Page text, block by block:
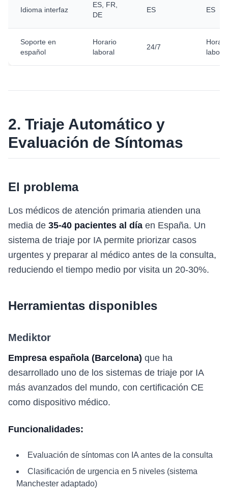
Idioma interfaz
ES, FR,
DE
ES ES
Soporte en
español
Horario
laboral
24/7
laboral
2. Triaje Automático y
Evaluación de Síntomas
El problema
Los médicos de atención primaria atienden una
media de 35-40 pacientes al día en España. Un
sistema de triaje por IA permite priorizar casos
urgentes y preparar al médico antes de la consulta,
reduciendo el tiempo medio por visita un 20-30%.
Herramientas disponibles
Mediktor
Empresa española (Barcelona) que ha
desarrollado uno de los sistemas de triaje por IA
más avanzados del mundo, con certificación CE
como dispositivo médico.
Funcionalidades:
Evaluación de síntomas con IA antes de la consulta
Clasificación de urgencia en 5 niveles (sistema
Manchester adaptado)